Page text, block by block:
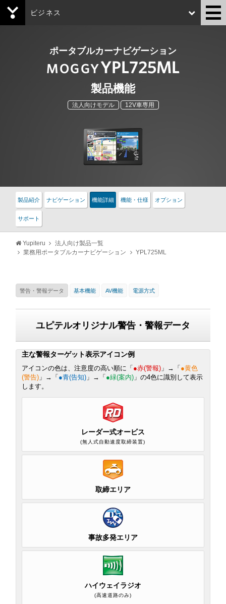
ビジネス
ポータブルカーナビゲーション
MOGGYYPL725ML
製品機能
法人向けモデル 12V車専用
製品紹介 ナビゲーション 機能詳細 機能・仕様 オプション
サポート
Yupiteru
法人向け製品一覧
業務⽤ポータブルカーナビゲーション
YPL725ML
警告・警報データ 基本機能 AV機能 電源方式
ユピテルオリジナル警告・警報データ
主な警報ターゲット表示アイコン例
アイコンの色は、注意度の高い順に「 ●赤(警報) 」→「 ●黄色
(警告) 」→「 ●青(告知) 」→「 ●緑(案内) 」の4色に識別して表示
します。
レーダー式オービス
(無人式自動速度取締装置)
取締エリア
事故多発エリア
ハイウェイラジオ
(高速道路のみ)